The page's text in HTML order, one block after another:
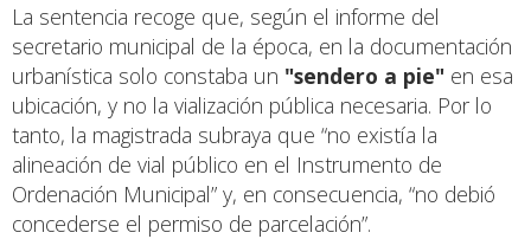
La sentencia recoge que, según el informe del
secretario municipal de la época, en la documentación
urbanística solo constaba un "sendero a pie" en esa
ubicación, y no la vialización pública necesaria. Por lo
tanto, la magistrada subraya que “no existía la
alineación de vial público en el Instrumento de
Ordenación Municipal” y, en consecuencia, “no debió
concederse el permiso de parcelación”.